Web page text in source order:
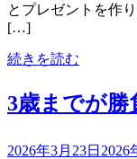
とプレゼントを作
[…]
続きを読む
3歳までが勝
2026年3月23日 2026